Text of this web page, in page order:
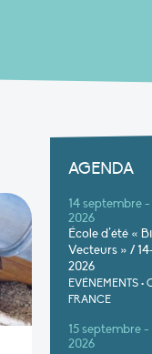
AGENDA
14 septembre
2026
École d’été «
Vecteurs » /
2026
EVÉNEMENTS •
FRANCE
15 septembre
2026